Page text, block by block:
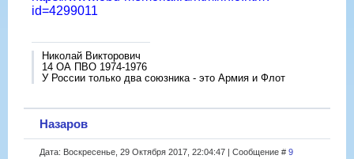
id=4299011
Николай Викторович
14 ОА ПВО 1974-1976
У России только два союзника - это Армия и Флот
Назаров
Дата: Воскресенье, 29 Октября 2017, 22:04:47 | Сообщение # 9